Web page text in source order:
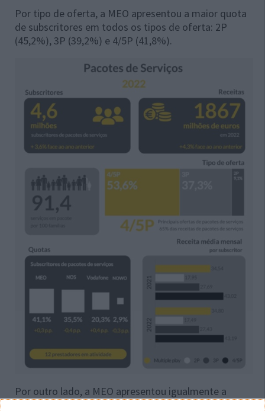
Por tipo de oferta, a MEO apresentou a maior quota
de subscritores em todos os tipos de oferta: 2P
(45,2%), 3P (39,2%) e 4/5P (41,8%).
Por outro lado, a MEO apresentou igualmente a